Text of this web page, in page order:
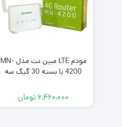
مودم LTE مبین نت مدل MN-
4200 با بسته 30 گیگ سه
۶,۴۶۰,۰۰۰تومان